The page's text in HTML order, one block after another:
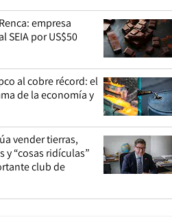
empresa
SEIA por US$50
al cobre récord: el
de la economía y
vender tierras,
“cosas ridículas”
club de